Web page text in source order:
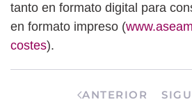
tanto en formato digital para
en formato impreso (
costes).
ANTERIOR